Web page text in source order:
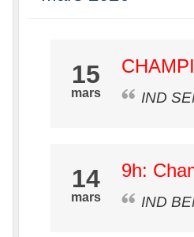
15
mars IND
14
mars
9h:
IND